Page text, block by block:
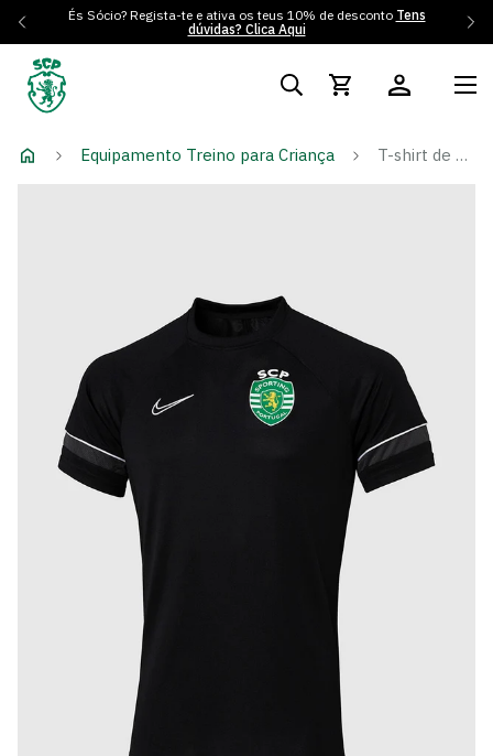
És Sócio? Regista-te e ativa os teus 10% de desconto Tens
dúvidas? Clica Aqui
Equipamento Treino para Criança T-shirt de Treino Preta logo SCP - Criança